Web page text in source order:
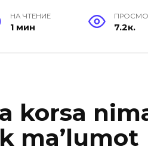
НА ЧТЕНИЕ
1 мин 7.2к.
korsa
ma’lumot